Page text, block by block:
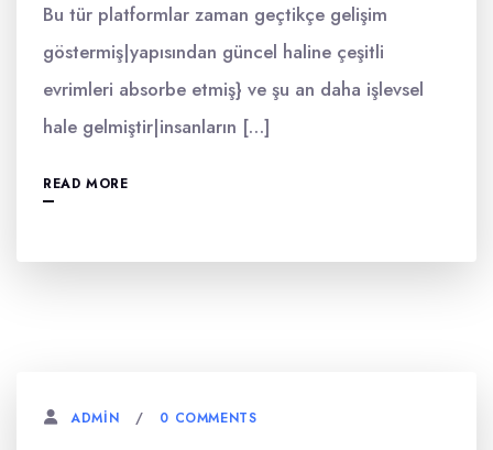
Bu tür platformlar zaman geçtikçe gelişim
göstermiş|yapısından güncel haline çeşitli
evrimleri absorbe etmiş} ve şu an daha işlevsel
hale gelmiştir|insanların […]
READ MORE
ADMIN 0 COMMENTS